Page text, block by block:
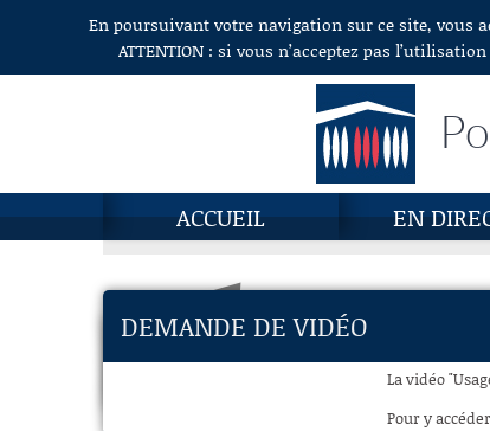
Aller au contenuEn poursuivant votre navigation sur ce site, vous
ATTENTION : si vous n’acceptez pas
ACCUEIL EN
DEMANDE DE VIDÉO
La vidéo
Pour y